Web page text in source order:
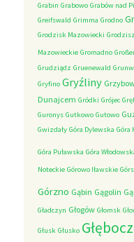
Grabin Grabowo Grabów nad
Greifswald Grimma Grodno
Grodzisk Mazowiecki
Mazowieckie Gromadno
Grudziądz Gruenewald
Gryfino Gryźliny
Dunajcem Gródki Grójec
Guronys Gutkowo Gutowo
Gwizdały Góra Dylewska Góra
Góra Puławska Góra
Noteckie Górowo Iławskie
Górzno Gąbin Gągolin
Gładczyn Głogów Głomsk
Głusk Głusko